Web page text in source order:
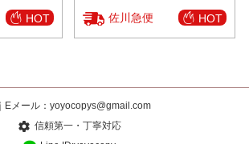
HOT 佐川急便 HOT
Eメール： yoyocopys@gmail.com
信頼第一・丁寧対応